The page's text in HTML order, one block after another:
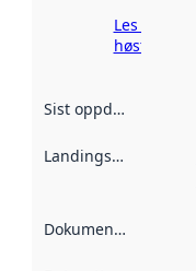
Les mer om
høsting her
Sist oppdatert
Landingsside
Dokumentasjon